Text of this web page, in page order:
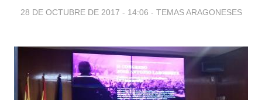
28 DE OCTUBRE DE 2017 - 14:06 - TEMAS ARAGONESES